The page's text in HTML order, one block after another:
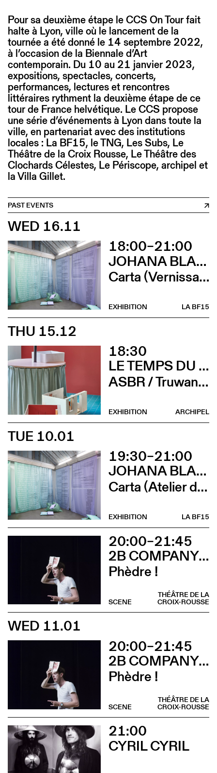
Pour sa deuxième étape le CCS On Tour fait
halte à Lyon, ville où le lancement de la
tournée a été donné le 14 septembre 2022,
à l’occasion de la Biennale d’Art
contemporain. Du 10 au 21 janvier 2023,
expositions, spectacles, concerts,
performances, lectures et rencontres
littéraires rythment la deuxième étape de ce
tour de France helvétique. Le CCS propose
une série d’événements à Lyon dans toute la
ville, en partenariat avec des institutions
locales : La BF15, le TNG, Les Subs, Le
Théâtre de la Croix Rousse, Le Théâtre des
Clochards Célestes, Le Périscope, archipel et
la Villa Gillet.
PAST EVENTS
WED 16.11
18:00–21:00
JOHANA BLANC ET SIMONE HOLLIGER
Carta (Vernissage)
LA BF15
EXHIBITION
THU 15.12
18:30
LE TEMPS DU DÉTAIL. EXTRAITS D’ARCHITECTURE SUISSE CONTEMPORAINE
ASBR / Truwant + Rodet +, Boltshauser Architekten AG, Buol & Zünd, COCI, Wilfried Dechau, Rahbaran Hürzeler Architects, Rapin Saiz Architectes (Vernissage)
ARCHIPEL
EXHIBITION
TUE 10.01
19:30–21:00
JOHANA BLANC ET SIMONE HOLLIGER
Carta (Atelier d’écriture de Johana Blanc)
LA BF15
EXHIBITION
20:00–21:45
2B COMPANY - FRANÇOIS GREMAUD
Phèdre !
THÉÂTRE DE LA
CROIX-ROUSSE
SCENE
WED 11.01
20:00–21:45
2B COMPANY - FRANÇOIS GREMAUD
Phèdre !
THÉÂTRE DE LA
CROIX-ROUSSE
SCENE
21:00
CYRIL CYRIL